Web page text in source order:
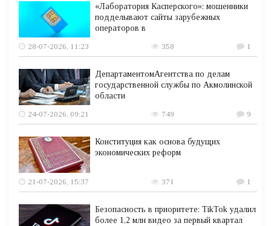
«Лаборатория Касперского»: мошенники
подделывают сайты зарубежных
операторов в
28-07-2026, 11:23
358 1
ДепартаментомАгентства по делам
государственной службы по Акмолинской
области
24-07-2026, 09:21
749 9
Конституция как основа будущих
экономических реформ
21-07-2026, 15:37 371 1
Безопасность в приоритете: TikTok удалил
более 1,2 млн видео за первый квартал